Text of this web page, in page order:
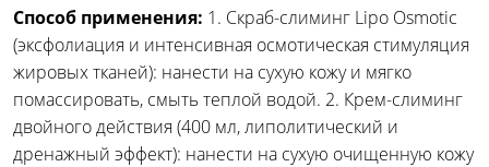
Способ применения: 1. Скраб-слиминг Lipo Osmotic
(эксфолиация и интенсивная осмотическая стимуляция
жировых тканей): нанести на сухую кожу и мягко
помассировать, смыть теплой водой. 2. Крем-слиминг
двойного действия (400 мл, липолитический и
дренажный эффект): нанести на сухую очищенную кожу